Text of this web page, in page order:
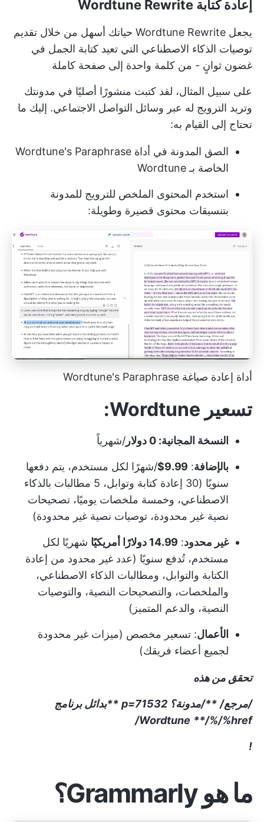
إعادة كتابة Wordtune Rewrite
يجعل Wordtune Rewrite حياتك أسهل من خلال تقديم
توصيات الذكاء الاصطناعي التي تعيد كتابة الجمل في
غضون ثوانٍ - من كلمة واحدة إلى صفحة كاملة
على سبيل المثال، لقد كتبت منشورًا أصليًا في مدونتك
وتريد الترويج له عبر وسائل التواصل الاجتماعي. إليك ما
تحتاج إلى القيام به:
الصق المدونة في أداة Wordtune's Paraphrase
الخاصة بـ Wordtune
استخدم المحتوى الملخص للترويج للمدونة
بتنسيقات محتوى قصيرة وطويلة:
أداة إعادة صياغة Wordtune's Paraphrase
تسعير Wordtune:
النسخة المجانية: 0 دولار /شهرياً
بالإضافة:
9.99$
/شهرًا لكل مستخدم، يتم دفعها
سنويًا (30 إعادة كتابة وتوابل، 5 مطالبات بالذكاء
الاصطناعي، وخمسة ملخصات يوميًا، تصحيحات
نصية غير محدودة، توصيات نصية غير محدودة)
غير محدود: 14.99 دولارًا أمريكيًا
شهريًا لكل
مستخدم، تُدفع سنويًا (عدد غير محدود من إعادة
الكتابة والتوابل، ومطالبات الذكاء الاصطناعي،
والملخصات، والتصحيحات النصية، والتوصيات
النصية، والدعم المتميز)
الأعمال: تسعير مخصص (ميزات غير محدودة
لجميع أعضاء فريقك)
تحقق من هذه
/مرجع/ **/مدونة؟ p=71532
**بدائل برنامج
Wordtune **/%/%href/
!
ما هو Grammarly؟